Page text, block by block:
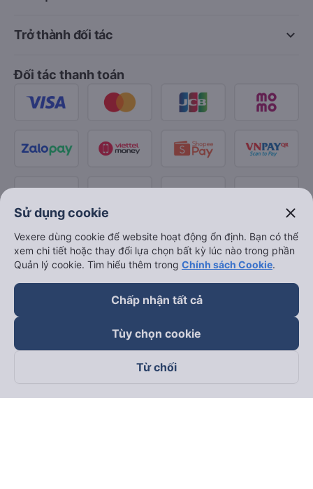
keyboard_arrow_down
Trở thành đối tác
Đối tác thanh toán
Theo dõi chúng tôi trên
Sử dụng cookie close
Vexere dùng cookie để website hoạt động ổn định. Bạn có thể
xem chi tiết hoặc thay đổi lựa chọn bất kỳ lúc nào trong phần
Quản lý cookie. Tìm hiểu thêm trong Chính sách Cookie.
Chấp nhận tất cả
Tùy chọn cookie
Từ chối